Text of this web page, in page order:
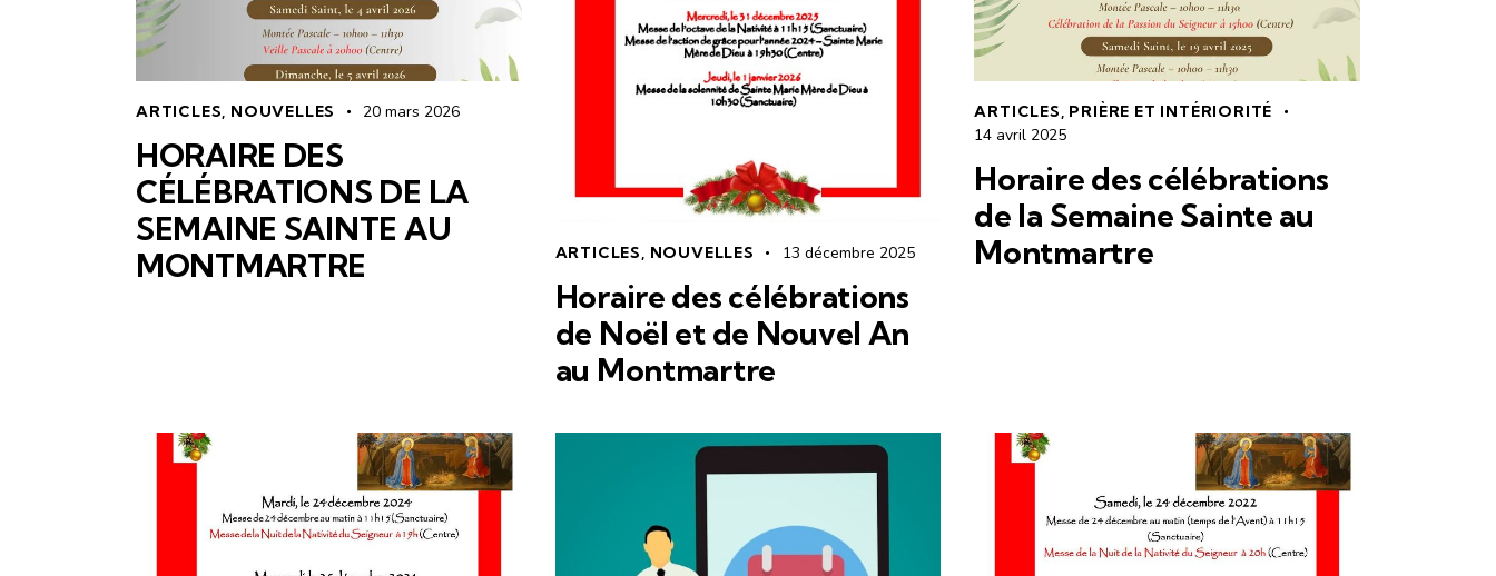
ARTICLES, NOUVELLES 20 mars 2026
HORAIRE DES
CÉLÉBRATIONS DE LA
SEMAINE SAINTE AU
MONTMARTRE
ARTICLES, NOUVELLES 13 décembre 2025
Horaire des célébrations
de Noël et de Nouvel An
au Montmartre
ARTICLES, PRIÈRE ET INTÉRIORITÉ
14 avril 2025
Horaire des célébrations
de la Semaine Sainte au
Montmartre